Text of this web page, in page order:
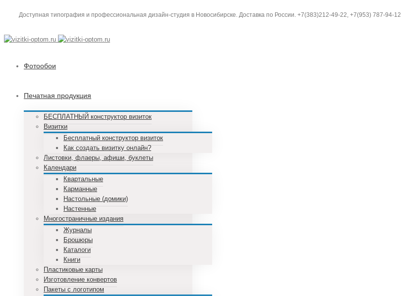
Доступная типография и профессиональная дизайн-студия в Новосибирске. Доставка по России. +7(383)212-49-22, +7(953) 787-94-12
Фотообои
Печатная продукция
БЕСПЛАТНЫЙ конструктор визиток
Визитки
Бесплатный конструктор визиток
Как создать визитку онлайн?
Листовки, флаеры, афиши, буклеты
Календари
Квартальные
Карманные
Настольные (домики)
Настенные
Многостраничные издания
Журналы
Брошюры
Каталоги
Книги
Пластиковые карты
Изготовление конвертов
Пакеты с логотипом